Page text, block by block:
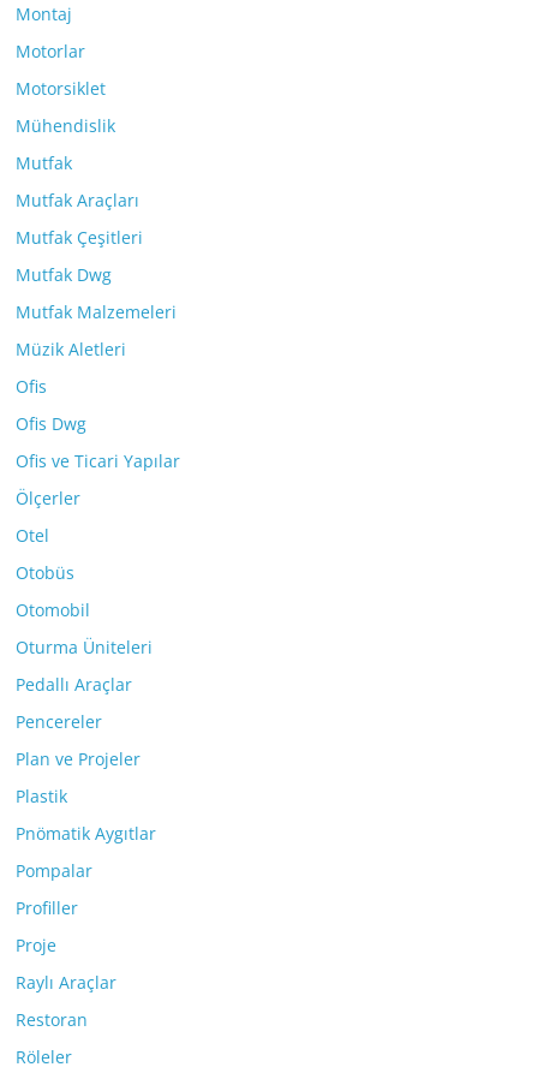
Montaj
Motorlar
Motorsiklet
Mühendislik
Mutfak
Mutfak Araçları
Mutfak Çeşitleri
Mutfak Dwg
Mutfak Malzemeleri
Müzik Aletleri
Ofis
Ofis Dwg
Ofis ve Ticari Yapılar
Ölçerler
Otel
Otobüs
Otomobil
Oturma Üniteleri
Pedallı Araçlar
Pencereler
Plan ve Projeler
Plastik
Pnömatik Aygıtlar
Pompalar
Profiller
Proje
Raylı Araçlar
Restoran
Röleler